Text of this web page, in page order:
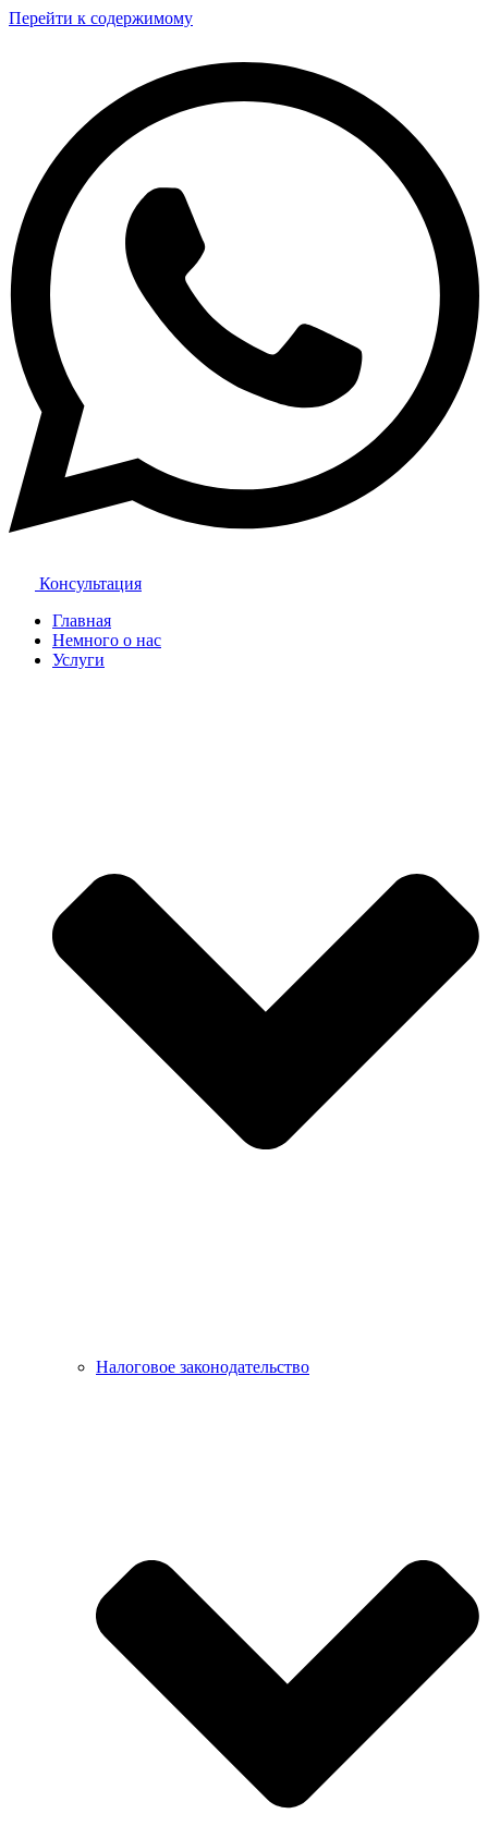
Перейти к содержимому
Консультация
Главная
Немного о нас
Услуги
Налоговое законодательство